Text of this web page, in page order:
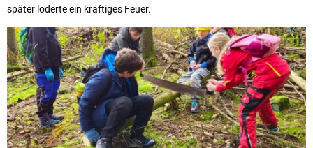
später loderte ein kräftiges Feuer.